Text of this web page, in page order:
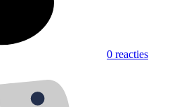
0 reacties